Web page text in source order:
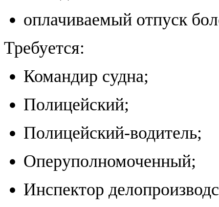
оплачиваемый отпуск
Требуется:
Командир судна;
Полицейский;
Полицейский-водитель;
Оперуполномоченный;
Инспектор